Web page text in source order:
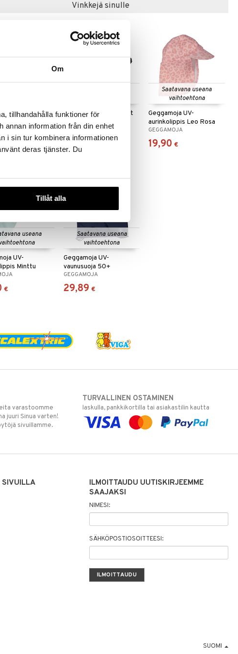
Om
tillhandahålla funktioner för
annan information från din enhet
i sin tur kombinera informationen
deras tjänster. Du
Tillåt alla
Vinkkejä sinulle
Aurinkohattu
Geggamoja Aurinkolasit
Lapsille (2-6 vuotta)
GEGGAMOJA
15,90
Saatavana useana
vaihtoehtona
Geggamoja UV-
aurinkolippis Leo Rosa
GEGGAMOJA
19,90 €
useana
UV-
Minttu
€
Saatavana useana
vaihtoehtona
Geggamoja UV-
vaunusuoja 50+
GEGGAMOJA
29,89 €
varastoomme
juuri Sinua varten!
sivuillamme.
TURVALLINEN OSTAMINEN
laskulla, pankkikortilla tai asiakastilin kautta
SIVUILLA
ILMOITTAUDU UUTISKIRJEEMME
SAAJAKSI
NIMESI:
SÄHKÖPOSTIOSOITTEESI:
SUOMI